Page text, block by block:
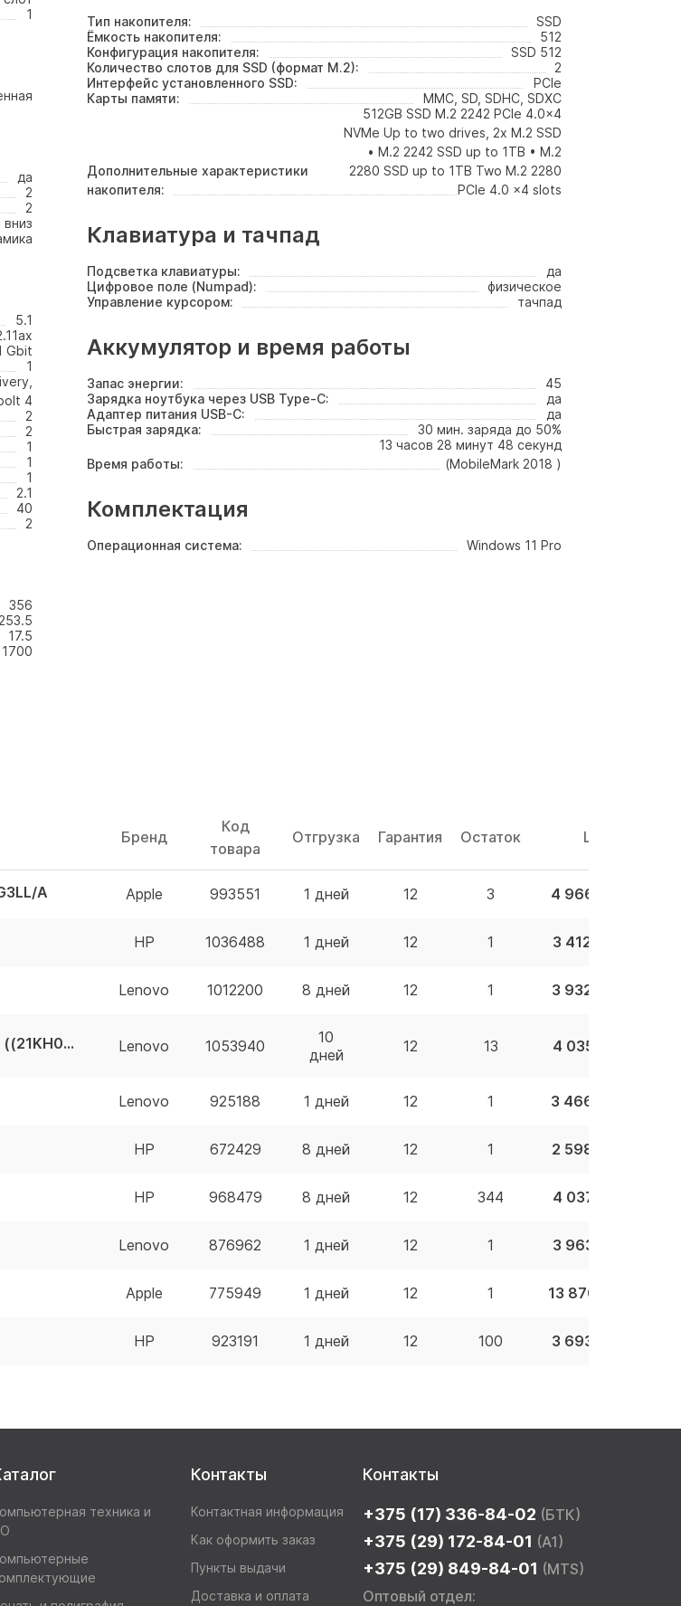
1 Тип накопителя:
SSD
Ёмкость накопителя:
512
Конфигурация накопителя:
SSD 512
Количество слотов для SSD (формат M.2):
2
Интерфейс установленного SSD:
PCIe
Карты памяти:
MMC, SD, SDHC, SDXC
Дополнительные характеристики
накопителя:
512GB SSD M.2 2242 PCIe 4.0x4
NVMe Up to two drives, 2x M.2 SSD
• M.2 2242 SSD up to 1TB • M.2
2280 SSD up to 1TB Two M.2 2280
PCIe 4.0 x4 slots
да
2
2
Клавиатура и тачпад
Подсветка клавиатуры:
да
Цифровое поле (Numpad):
физическое
Управление курсором:
тачпад
5.1
Gbit
1
4
2
2
1
1
1
2.1
40
2
Аккумулятор и время работы
Запас энергии:
45
Зарядка ноутбука через USB Type-C:
да
Адаптер питания USB-C:
да
Быстрая зарядка:
30 мин. заряда до 50%
Время работы:
13 часов 28 минут 48 секунд
(MobileMark 2018 )
Комплектация
Операционная система: Windows 11 Pro
356
253.5
17.5
1700
Бренд
Код
товара
Отгрузка Гарантия Остаток Цена
A Apple 993551 1 дней 12 3 4 966.96 BYN
HP 1036488 1 дней 12 1 3 412.00 BYN
Lenovo 1012200 8 дней 12 1 3 932.66 BYN
Ноутбук 16" WUXGA IPS LENOVO ThinkBook 16 G6 IRL grey ((21KH00Q2UE_16G)) 21KH00Q2UE_16G Lenovo 1053940
10
дней
12 13 4 035.35 BYN
Lenovo 925188 1 дней 12 1 3 466.09 BYN
HP 672429 8 дней 12 1 2 598.56 BYN
HP 968479 8 дней 12 344 4 037.05 BYN
Lenovo 876962 1 дней 12 1 3 963.75 BYN
Apple 775949 1 дней 12 1 13 870.87 BYN
HP 923191 1 дней 12 100 3 693.39 BYN
Контакты
+375 (17) 336-84-02 (БТК)
+375 (29) 172-84-01 (A1)
+375 (29) 849-84-01 (MTS)
Оптовый отдел:
техника и
Контакты
Контактная информация
Как оформить заказ
Пункты выдачи
Доставка и оплата